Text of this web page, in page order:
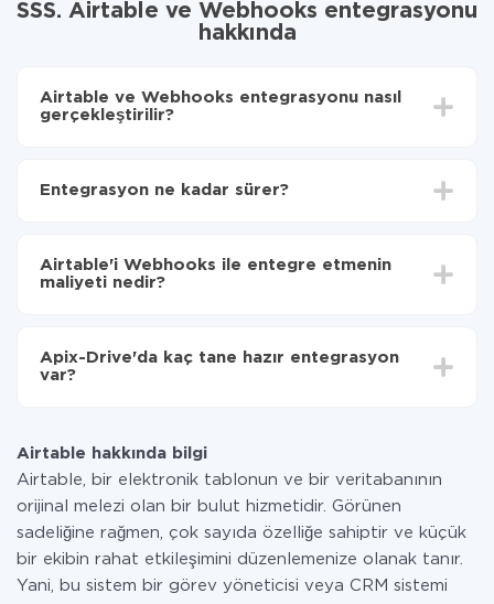
SSS. Airtable ve Webhooks entegrasyonu
hakkında
Airtable ve Webhooks entegrasyonu nasıl
gerçekleştirilir?
aktarılacağını seçin
Webhooks'ye aktarılacaktır.
Entegrasyon ne kadar sürer?
olarak, 10-15 dakika sürer.
Airtable'i Webhooks ile entegre etmenin
maliyeti nedir?
Hizmetimiz aracılığıyla yalnızca bir sisteminizden
diğerine aktarılan veri miktarı için ödeme yaparsınız.
Apix-Drive'da kaç tane hazır entegrasyon
var?
Airtable hakkında bilgi
Airtable, bir elektronik tablonun ve bir veritabanının
orijinal melezi olan bir bulut hizmetidir. Görünen
sadeliğine rağmen, çok sayıda özelliğe sahiptir ve küçük
bir ekibin rahat etkileşimini düzenlemenize olanak tanır.
Yani, bu sistem bir görev yöneticisi veya CRM sistemi